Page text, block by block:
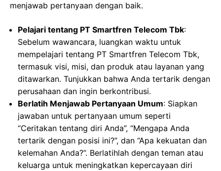
menjawab pertanyaan dengan baik.
Pelajari tentang PT Smartfren Telecom Tbk:
Sebelum wawancara, luangkan waktu untuk
mempelajari tentang PT Smartfren Telecom Tbk,
termasuk visi, misi, dan produk atau layanan yang
ditawarkan. Tunjukkan bahwa Anda tertarik dengan
perusahaan dan ingin berkontribusi.
Berlatih Menjawab Pertanyaan Umum: Siapkan
jawaban untuk pertanyaan umum seperti
“Ceritakan tentang diri Anda”, “Mengapa Anda
tertarik dengan posisi ini?”, dan “Apa kekuatan dan
kelemahan Anda?”. Berlatihlah dengan teman atau
keluarga untuk meningkatkan kepercayaan diri